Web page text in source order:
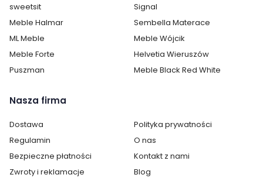
Ilość półek: 5 i więcej
Ilość drzwi: 2
Oświetlenie: brak oświetlenia
Styl:
loftowy
Pokój: Salon
sweetsit
Signal
Meble Halmar
Sembella Materace
ML Meble
Meble Wójcik
Meble Forte
Helvetia Wieruszów
Puszman
Meble Black Red White
Nasza firma
Dostawa
Polityka prywatności
Regulamin
O nas
Bezpieczne płatności
Kontakt z nami
Zwroty i reklamacje
Blog